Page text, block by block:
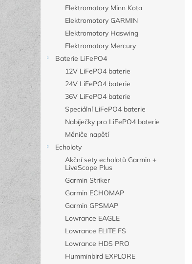
Elektromotory Minn Kota
Elektromotory GARMIN
Elektromotory Haswing
Elektromotory Mercury
Baterie LiFePO4
12V LiFePO4 baterie
24V LiFePO4 baterie
36V LiFePO4 baterie
Speciální LiFePO4 baterie
Nabíječky pro LiFePO4 baterie
Měniče napětí
Echoloty
Akční sety echolotů Garmin +
LiveScope Plus
Garmin Striker
Garmin ECHOMAP
Garmin GPSMAP
Lowrance EAGLE
Lowrance ELITE FS
Lowrance HDS PRO
Humminbird EXPLORE